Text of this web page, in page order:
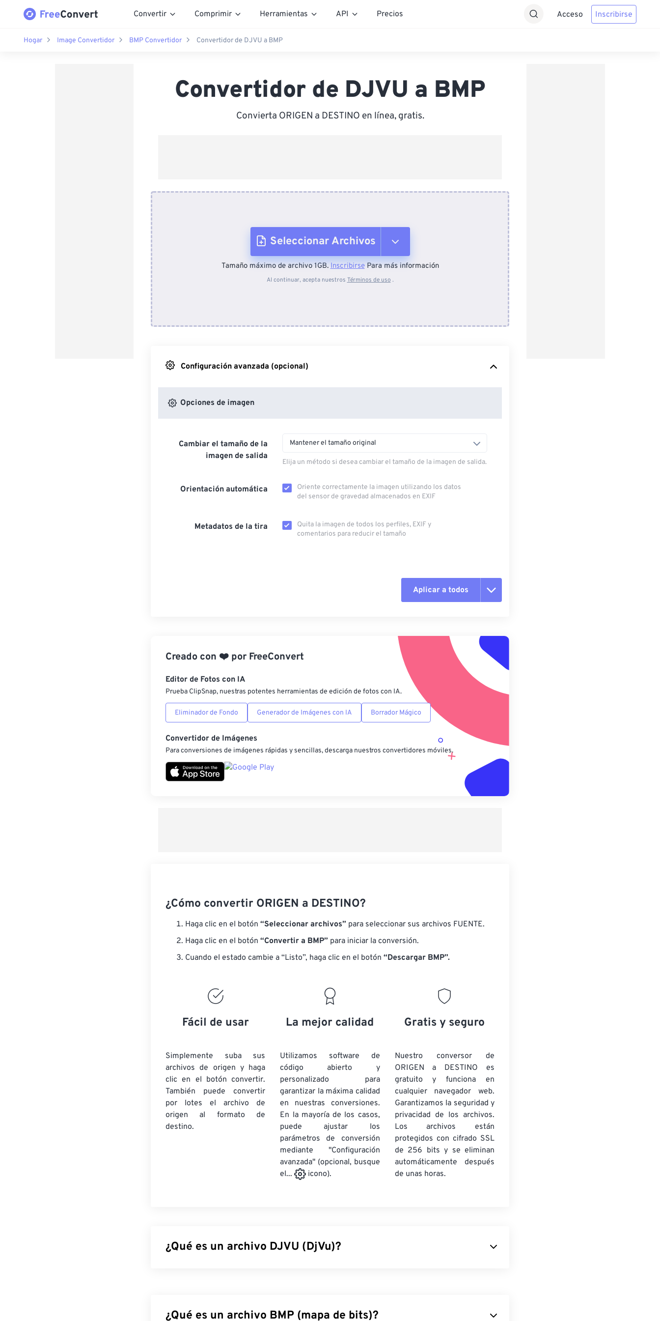
Convertir Comprimir Herramientas API Precios Acceso Inscribirse
Hogar Image Convertidor BMP Convertidor Convertidor de DJVU a BMP
Convertidor de DJVU a BMP
Convierta ORIGEN a DESTINO en línea, gratis.
Seleccionar Archivos
Desde el dispositivo
Tamaño máximo de archivo 1GB.InscribirsePara más información
Al continuar, acepta nuestros Términos de uso .
Configuración avanzada (opcional)
Opciones de imagen
Cambiar el tamaño de la
imagen de salida
Mantener el tamaño original
Elija un método si desea cambiar el tamaño de la imagen de salida.
Orientación automática
Oriente correctamente la imagen utilizando los datos
del sensor de gravedad almacenados en EXIF
Metadatos de la tira
Quita la imagen de todos los perfiles, EXIF ​​y
comentarios para reducir el tamaño
Aplicar a todos
Aplicar desde el ajuste preestablecido
Guardar como preestablecido
Creado con ❤️ por FreeConvert
Editor de Fotos con IA
Prueba ClipSnap, nuestras potentes herramientas de edición de fotos con IA.
Eliminador de Fondo Generador de Imágenes con IA Borrador Mágico
Convertidor de Imágenes
Para conversiones de imágenes rápidas y sencillas, descarga nuestros convertidores móviles.
¿Cómo convertir ORIGEN a DESTINO?
Haga clic en el botón “Seleccionar archivos” para seleccionar sus archivos FUENTE.
Haga clic en el botón “Convertir a BMP” para iniciar la conversión.
Cuando el estado cambie a “Listo”, haga clic en el botón “Descargar BMP”.
Fácil de usar
Simplemente suba sus
archivos de origen y haga
clic en el botón convertir.
También puede convertir
por lotesel archivo de
origen al formato de
destino.
La mejor calidad
Utilizamos software de
código abierto y
personalizado para
garantizar la máxima calidad
en nuestras conversiones.
En la mayoría de los casos,
puede ajustar los
parámetros de conversión
mediante "Configuración
avanzada" (opcional, busque
el...
icono).
Gratis y seguro
Nuestro conversor de
ORIGEN a DESTINO es
gratuito y funciona en
cualquier navegador web.
Garantizamos la seguridad y
privacidad de los archivos.
Los archivos están
protegidos con cifrado SSL
de 256 bits y se eliminan
automáticamente después
de unas horas.
¿Qué es un archivo DJVU (DjVu)?
documentos escaneados, lo que los convierte más en un tipo de archivo de documento que
¿Qué es un archivo BMP (mapa de bits)?